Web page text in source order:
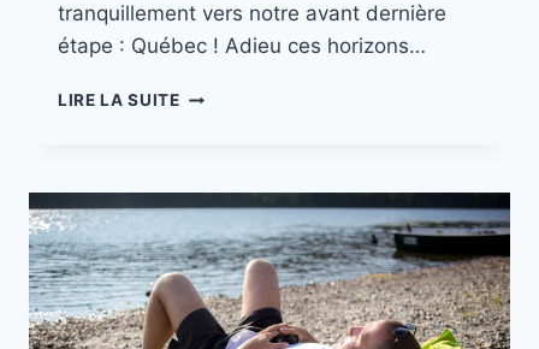
tranquillement vers notre avant dernière
étape : Québec ! Adieu ces horizons…
LIRE LA SUITEMISSION
17
AUX
LOUPS
QUEBEC